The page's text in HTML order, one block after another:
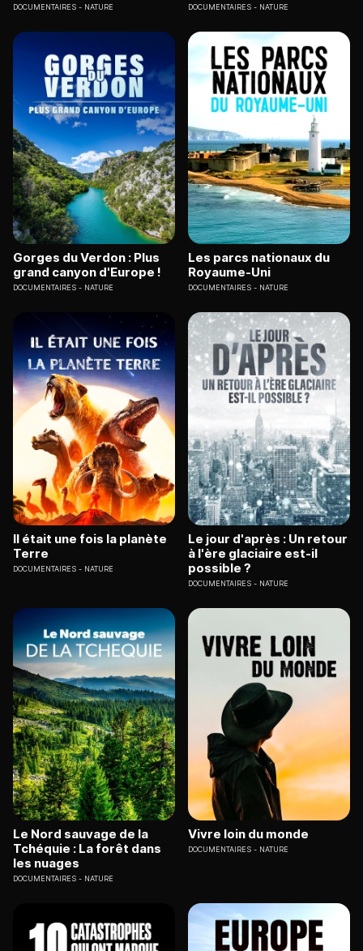
DOCUMENTAIRES NATURE DOCUMENTAIRES NATURE
Gorges du Verdon : Plus
grand canyon d'Europe !
DOCUMENTAIRES NATURE
Les parcs nationaux du
Royaume-Uni
DOCUMENTAIRES NATURE
Il était une fois la planète
Terre
DOCUMENTAIRES NATURE
Le jour d'après : Un retour
à l'ère glaciaire est-il
possible ?
DOCUMENTAIRES NATURE
Le Nord sauvage de la
Tchéquie : La forêt dans
les nuages
DOCUMENTAIRES NATURE
Vivre loin du monde
DOCUMENTAIRES NATURE